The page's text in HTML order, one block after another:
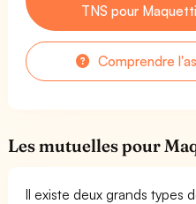
TNS pour
Comprendre
Les mutuelles pour
Il existe deux grands types